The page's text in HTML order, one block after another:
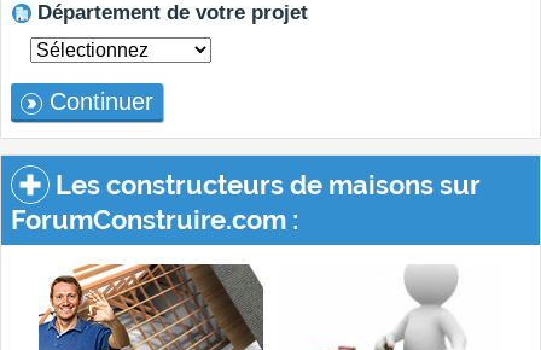
Département de votre projet
Continuer
Les constructeurs de maisons sur
ForumConstruire.com :